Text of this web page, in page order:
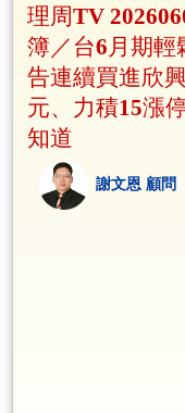
理周TV
簿／台6月期輕
告連續買進欣
元、力積15漲
知道
謝文恩 顧問